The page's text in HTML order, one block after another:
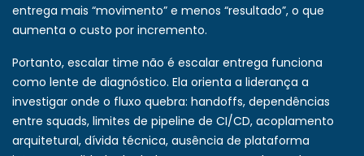
entrega mais “movimento” e menos “resultado”, o que
aumenta o custo por incremento.
Portanto, escalar time não é escalar entrega funciona
como lente de diagnóstico. Ela orienta a liderança a
investigar onde o fluxo quebra: handoffs, dependências
entre squads, limites de pipeline de CI/CD, acoplamento
arquitetural, dívida técnica, ausência de plataforma